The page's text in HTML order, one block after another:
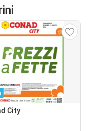
City